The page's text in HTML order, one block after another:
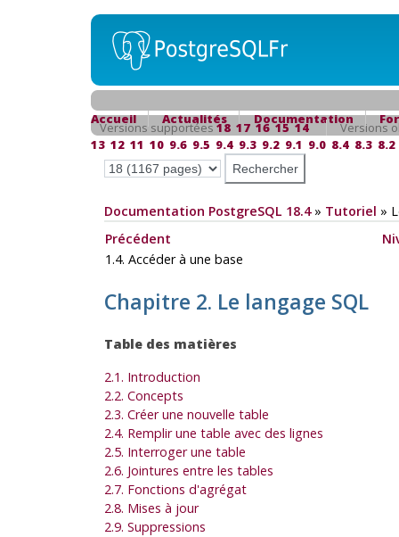
Accueil Actualités Documentation
Versions supportées18 17 16 15 14
Versions
13 12 11 10 9.6 9.5 9.4 9.3 9.2 9.1 9.0 8.4 8.3 8.2
Documentation PostgreSQL 18.4» Tutoriel »
Précédent
1.4. Accéder à une base
Chapitre 2. Le langage SQL
Table des matières
2.1. Introduction
2.2. Concepts
2.3. Créer une nouvelle table
2.4. Remplir une table avec des lignes
2.5. Interroger une table
2.6. Jointures entre les tables
2.7. Fonctions d'agrégat
2.8. Mises à jour
2.9. Suppressions